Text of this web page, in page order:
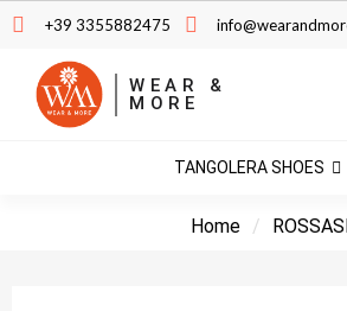
+39 3355882475
WEAR &
MORE
TANGOLERA SHOES
Home